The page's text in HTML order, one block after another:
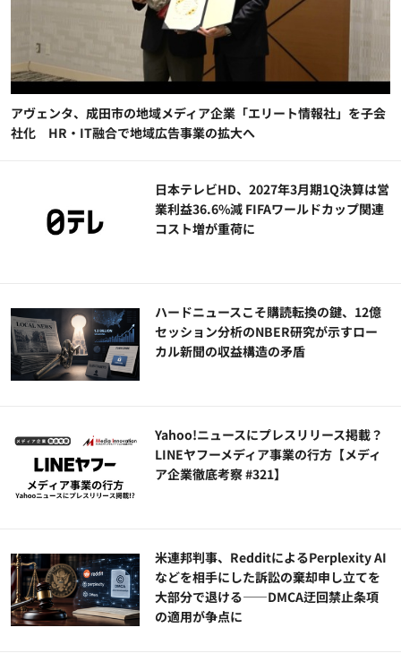
アヴェンタ、成田市の地域メディア企業「エリート情報社」を子会
社化 HR・IT融合で地域広告事業の拡大へ
日本テレビHD、2027年3月期1Q決算は営
業利益36.6%減 FIFAワールドカップ関連
コスト増が重荷に
ハードニュースこそ購読転換の鍵、12億
セッション分析のNBER研究が示すロー
カル新聞の収益構造の矛盾
Yahoo!ニュースにプレスリリース掲載？
LINEヤフーメディア事業の行方【メディ
ア企業徹底考察 #321】
米連邦判事、RedditによるPerplexity AI
などを相手にした訴訟の棄却申し立てを
大部分で退ける——DMCA迂回禁止条項
の適用が争点に